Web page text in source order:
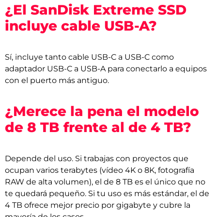
¿El SanDisk Extreme SSD
incluye cable USB-A?
Sí, incluye tanto cable USB-C a USB-C como
adaptador USB-C a USB-A para conectarlo a equipos
con el puerto más antiguo.
¿Merece la pena el modelo
de 8 TB frente al de 4 TB?
Depende del uso. Si trabajas con proyectos que
ocupan varios terabytes (vídeo 4K o 8K, fotografía
RAW de alta volumen), el de 8 TB es el único que no
te quedará pequeño. Si tu uso es más estándar, el de
4 TB ofrece mejor precio por gigabyte y cubre la